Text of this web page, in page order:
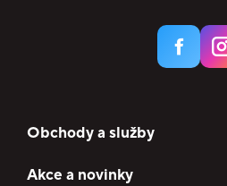
Obchody a služby
Akce a novinky